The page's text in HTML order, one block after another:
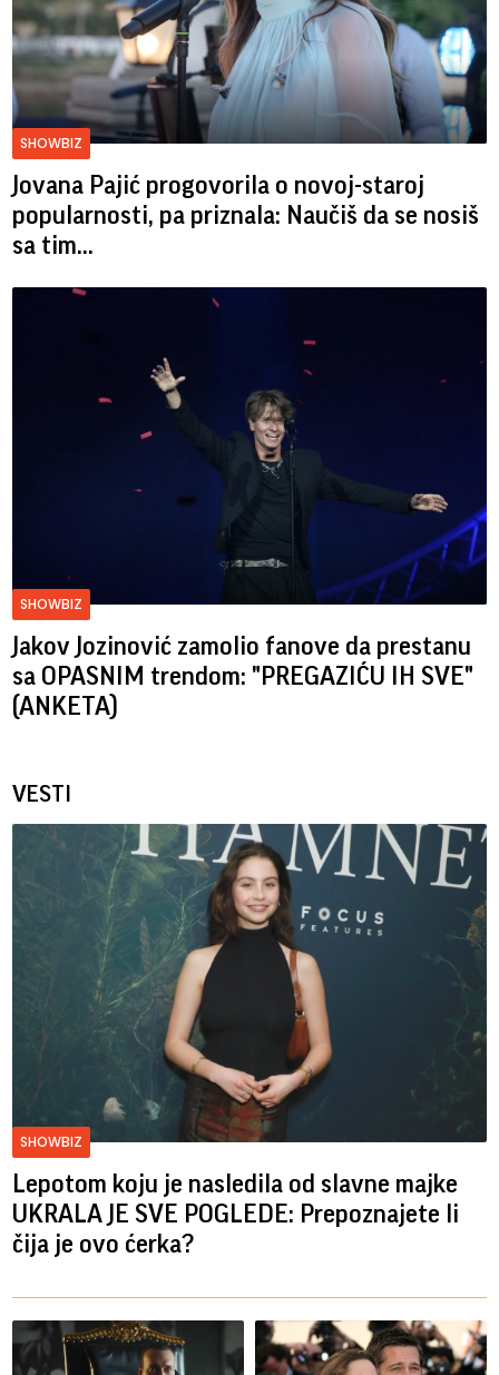
SHOWBIZ
Jovana Pajić progovorila o novoj-staroj
popularnosti, pa priznala: Naučiš da se nosiš
sa tim...
SHOWBIZ
Jakov Jozinović zamolio fanove da prestanu
sa OPASNIM trendom: "PREGAZIĆU IH SVE"
(ANKETA)
VESTI
SHOWBIZ
Lepotom koju je nasledila od slavne majke
UKRALA JE SVE POGLEDE: Prepoznajete li
čija je ovo ćerka?